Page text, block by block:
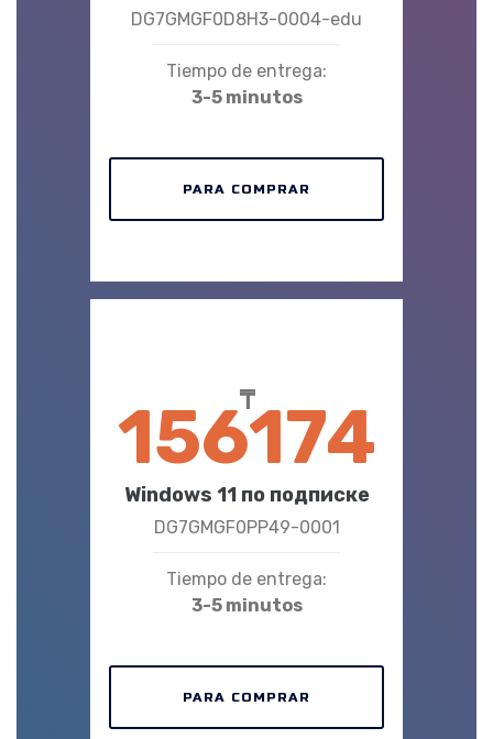
DG7GMGF0D8H3-0004-edu
Tiempo de entrega:
3-5 minutos
PARA COMPRAR
₸
156174
Windows 11 по подписке
DG7GMGF0PP49-0001
Tiempo de entrega:
3-5 minutos
PARA COMPRAR